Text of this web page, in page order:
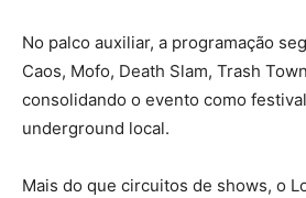
No palco auxiliar, a programação
Caos, Mofo, Death Slam, Trash
consolidando o evento como
underground local.
Mais do que circuitos de shows, o